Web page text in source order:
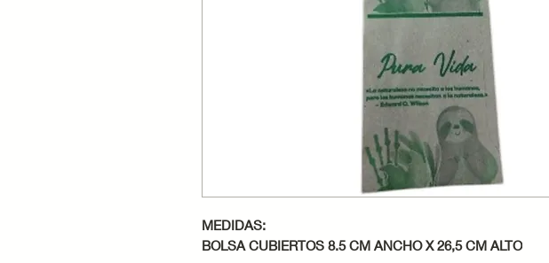
MEDIDAS:
BOLSA CUBIERTOS 8.5 CM ANCHO X 26,5 CM ALTO